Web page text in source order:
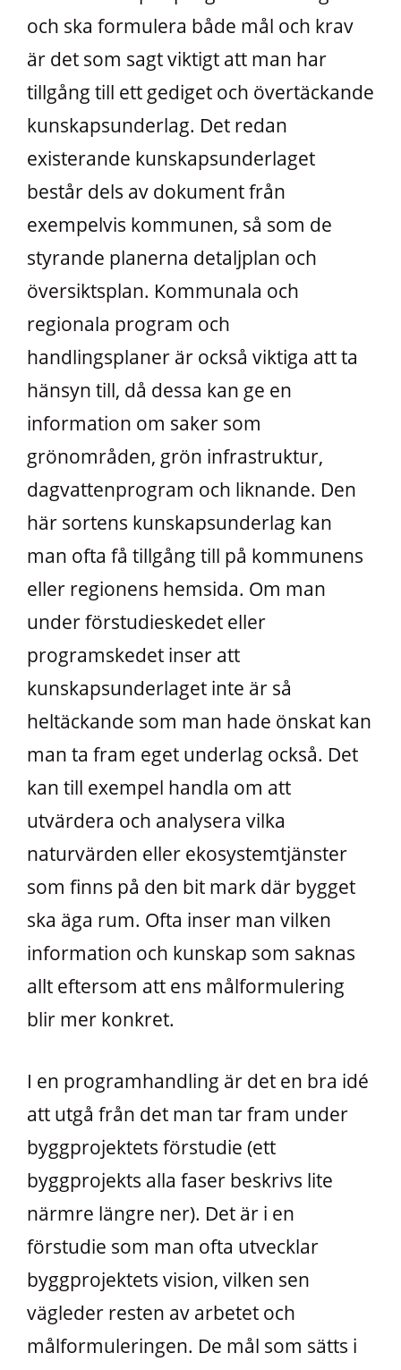
och ska formulera både mål och krav
är det som sagt viktigt att man har
tillgång till ett gediget och övertäckande
kunskapsunderlag. Det redan
existerande kunskapsunderlaget
består dels av dokument från
exempelvis kommunen, så som de
styrande planerna detaljplan och
översiktsplan. Kommunala och
regionala program och
handlingsplaner är också viktiga att ta
hänsyn till, då dessa kan ge en
information om saker som
grönområden, grön infrastruktur,
dagvattenprogram och liknande. Den
här sortens kunskapsunderlag kan
man ofta få tillgång till på kommunens
eller regionens hemsida. Om man
under förstudieskedet eller
programskedet inser att
kunskapsunderlaget inte är så
heltäckande som man hade önskat kan
man ta fram eget underlag också. Det
kan till exempel handla om att
utvärdera och analysera vilka
naturvärden eller ekosystemtjänster
som finns på den bit mark där bygget
ska äga rum. Ofta inser man vilken
information och kunskap som saknas
allt eftersom att ens målformulering
blir mer konkret.
I en programhandling är det en bra idé
att utgå från det man tar fram under
byggprojektets förstudie (ett
byggprojekts alla faser beskrivs lite
närmre längre ner). Det är i en
förstudie som man ofta utvecklar
byggprojektets vision, vilken sen
vägleder resten av arbetet och
målformuleringen. De mål som sätts i